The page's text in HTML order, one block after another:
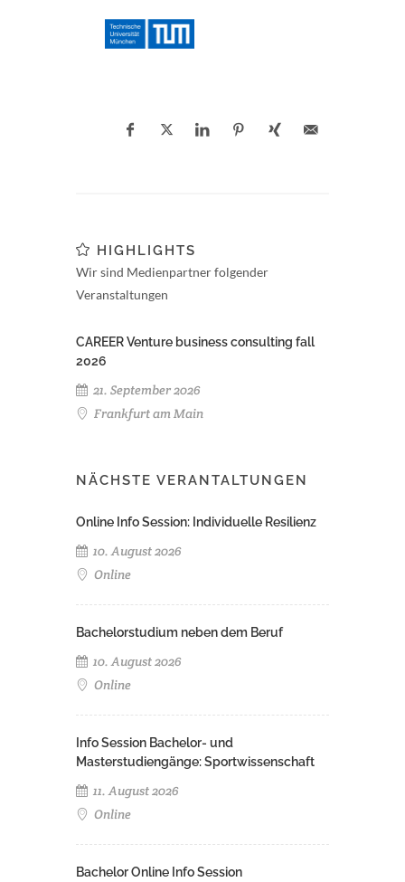
HIGHLIGHTS
Wir sind Medienpartner folgender
Veranstaltungen
CAREER Venture business consulting fall
2026
21. September 2026
Frankfurt am Main
NÄCHSTE VERANTALTUNGEN
Online Info Session: Individuelle Resilienz
10. August 2026
Online
Bachelorstudium neben dem Beruf
10. August 2026
Online
Info Session Bachelor- und
Masterstudiengänge: Sportwissenschaft
11. August 2026
Online
Bachelor Online Info Session